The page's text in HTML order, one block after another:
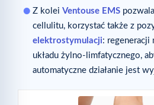
Z kolei Ventouse EMS
cellulitu, korzystać także z
elektrostymulacji: regeneracji
układu żylno-limfatycznego,
automatyczne działanie jest